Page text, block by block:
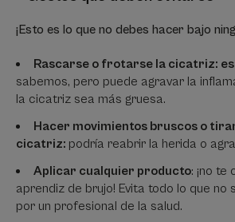
¡Esto es lo que no debes hacer bajo
Rascarse o frotarse la cicatriz: es
sabemos, pero puede agravar la
la cicatriz sea más gruesa.
Hacer movimientos bruscos o
cicatriz: podría reabrir la herida o
Aplicar cualquier producto: ¡no te
aprendiz de brujo! Evita todo lo que no
por un profesional de la salud.